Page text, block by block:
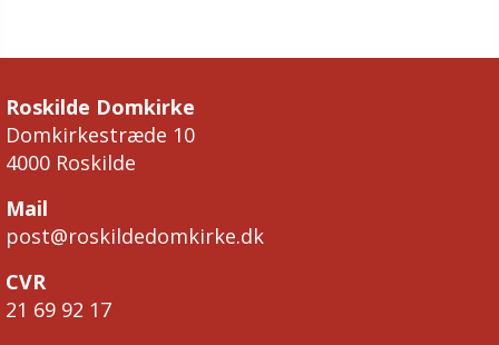
Roskilde Domkirke
Domkirkestræde 10
4000 Roskilde
Mail
post@roskildedomkirke.dk
CVR
21 69 92 17